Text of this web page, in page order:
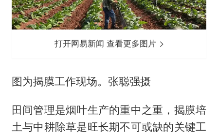
打开网易新闻 查看更多图片
图为揭膜工作现场。张聪强摄
田间管理是烟叶生产的重中之重，揭膜培
土与中耕除草是旺长期不可或缺的关键工